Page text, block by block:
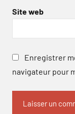
Site web
Enregistrer
navigateur pour